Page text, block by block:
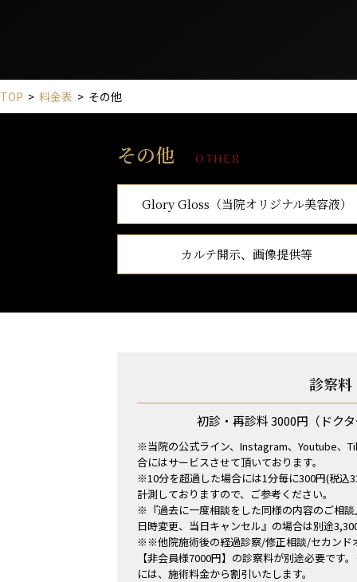
TOP > 料金表 > その他
その他 OTHER
Glory Gloss（当院オリジナル美容液）
カルテ開示、画像提供等
診察料
初診・再診料 3000円 （ドク
※当院の公式ライン、Instagram、Youtube、
合にはサービスさせて頂いております。
※10分を超過した場合には1分毎に300円(税込
計測しておりますので、ご参考ください。
※『過去に一度相談をした同様の内容のご相
日時変更、当日キャンセル』の場合は別途
※※他院施術後の経過診察/修正相談/セカンド
【非会員様7000円】の診察料が別途必要です
には、施術料金から割引いたします。